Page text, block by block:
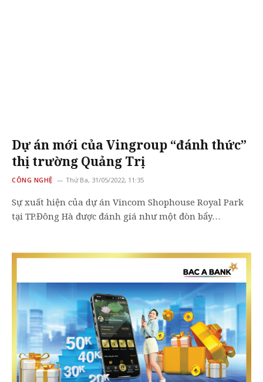
Dự án mới của Vingroup “đánh thức”
thị trường Quảng Trị
CÔNG NGHỆ Thứ Ba, 31/05/2022, 11:35
Sự xuất hiện của dự án Vincom Shophouse Royal Park
tại TP.Đông Hà được đánh giá như một đòn bẩy…